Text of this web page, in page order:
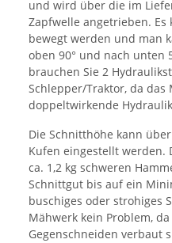
und wird über die im
Zapfwelle angetrieben.
bewegt werden und man
oben 90° und nach unten
brauchen Sie 2
Schlepper/Traktor, da
doppeltwirkende
Die Schnitthöhe kann
Kufen eingestellt werden.
ca. 1,2 kg schweren
Schnittgut bis auf ein
buschiges oder strohiges
Mähwerk kein Problem,
Gegenschneiden verbaut